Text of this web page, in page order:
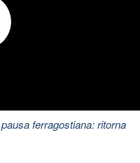
ferragostiana: ritorna